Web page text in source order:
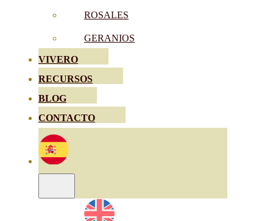
ROSALES
GERANIOS
VIVERO
RECURSOS
BLOG
CONTACTO